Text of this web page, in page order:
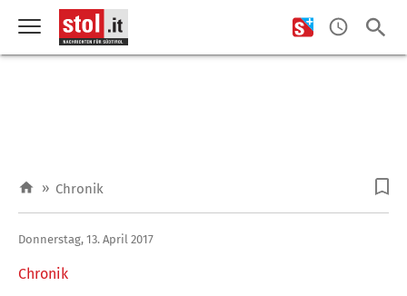
» Chronik
Chronik
Donnerstag, 13. April 2017